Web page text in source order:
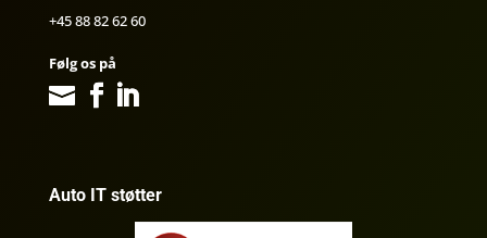
+45 88 82 62 60
Følg os på
Auto IT støtter